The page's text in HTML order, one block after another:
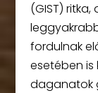
(GIST)
fordulnak
esetében is
daganatok